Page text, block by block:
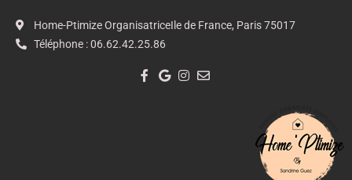
Home-Ptimize OrganisatriceIle de France, Paris 75017
Téléphone : 06.62.42.25.86